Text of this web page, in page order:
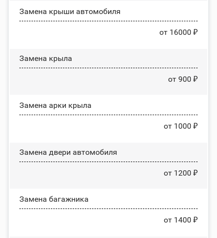
Замена крыши автомобиля
от 16000 ₽
Замена крыла
от 900 ₽
Замена арки крыла
от 1000 ₽
Замена двери автомобиля
от 1200 ₽
Замена багажника
от 1400 ₽